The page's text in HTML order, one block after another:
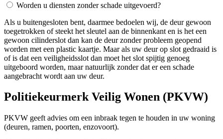
Worden u diensten zonder schade uitgevoerd?
Als u buitengesloten bent, daarmee bedoelen wij, de deur gewoon
toegetrokken of steekt het sleutel aan de binnenkant en is het een
gewoon cilinderslot dan kan de deur zonder probleem geopend
worden met een plastic kaartje. Maar als uw deur op slot gedraaid is
of is dat een veiligheidsslot dan moet het slot spijtig genoeg
uitgeboord worden, maar natuurlijk zonder dat er een schade
aangebracht wordt aan uw deur.
Politiekeurmerk Veilig Wonen (PKVW)
PKVW geeft advies om een inbraak tegen te houden in uw woning
(deuren, ramen, poorten, enzovoort).